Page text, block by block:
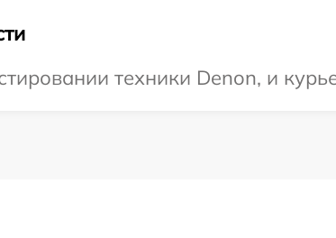
техники Denon, и